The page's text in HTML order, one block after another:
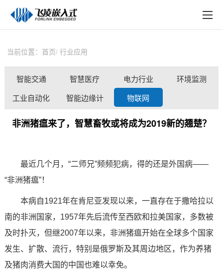
天猫商城
淘宝商城
新闻中心
技术论坛
在线购买
当前位置： 首页 行业应用
智能交通 智慧医疗 电力行业 环境监测
工业自动化 智能边缘计
算
物联网
非洲猪瘟来了，智慧畜牧或将成为2019新的翘楚？
最近几个月，“二师兄”频频犯病，得的还是外国病——
“非洲猪瘟”！
本病自1921年在肯尼亚发现以来，一直存在于撒哈拉以
南的非洲国家，1957年先后流传至西欧和拉美国家，多数被
及时扑灭，但继2007年以来，非洲猪瘟开始在全球多个国家
发生、扩散、流行，特别是俄罗斯及其周边地区，作为养猪
及猪肉消费大国的中国也难以幸免。